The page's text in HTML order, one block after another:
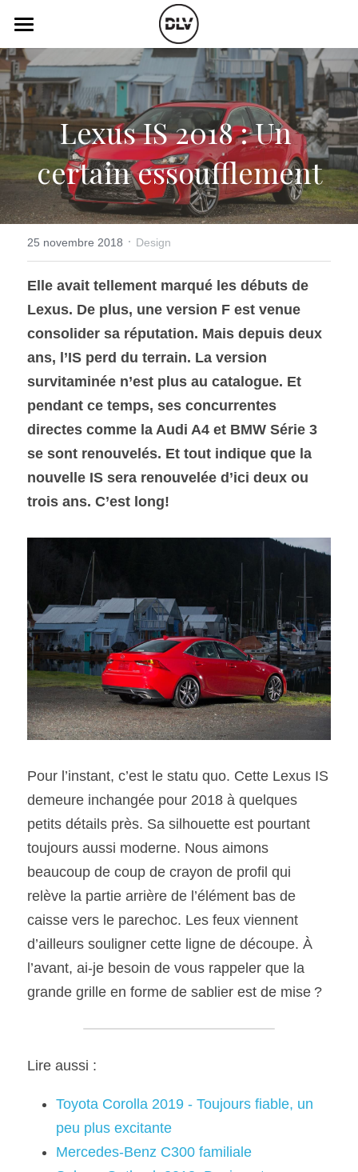
Catégories
Actualité Auto
Électrique
Histoire de chars
Art Automobile
Essais Routier
Vidéo
Podcast
Radio FM
Télé RDS
Simulateur
Assurance
Rechercher
SOUMISSION RAPIDE
ASSURANCE
Lexus IS 2018 : Un
certain essoufflement
25 novembre 2018 · Design
Elle avait tellement marqué les débuts de
Lexus. De plus, une version F est venue
consolider sa réputation. Mais depuis deux
ans, l’IS perd du terrain. La version
survitaminée n’est plus au catalogue. Et
pendant ce temps, ses concurrentes
directes comme la Audi A4 et BMW Série 3
se sont renouvelés. Et tout indique que la
nouvelle IS sera renouvelée d’ici deux ou
trois ans. C’est long!
Pour l’instant, c’est le statu quo. Cette Lexus IS
demeure inchangée pour 2018 à quelques
petits détails près. Sa silhouette est pourtant
toujours aussi moderne. Nous aimons
beaucoup de coup de crayon de profil qui
relève la partie arrière de l’élément bas de
caisse vers le parechoc. Les feux viennent
d’ailleurs souligner cette ligne de découpe. À
l’avant, ai-je besoin de vous rappeler que la
grande grille en forme de sablier est de mise ?
Lire aussi :
Toyota Corolla 2019 - Toujours fiable, un
peu plus excitante
Mercedes-Benz C300 familiale
LES CATÉGORIES DE LA BOUTIQUE
Toutes les catégories